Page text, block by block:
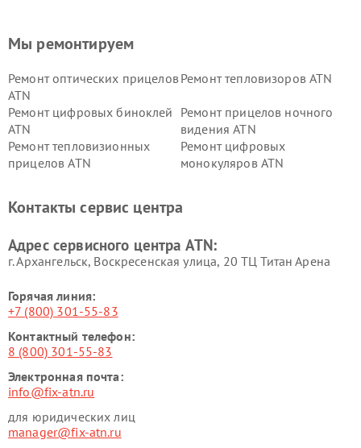
Мы ремонтируем
Ремонт оптических прицелов
ATN
Ремонт тепловизоров ATN
Ремонт цифровых биноклей
ATN
Ремонт прицелов ночного
видения ATN
Ремонт тепловизионных
прицелов ATN
Ремонт цифровых
монокуляров ATN
Контакты сервис центра
Адрес сервисного центра ATN:
г. Архангельск, Воскресенская улица, 20 ТЦ Титан Арена
Горячая линия:
+7 (800) 301-55-83
Контактный телефон:
8 (800) 301-55-83
Электронная почта:
info@fix-atn.ru
для юридических лиц
manager@fix-atn.ru